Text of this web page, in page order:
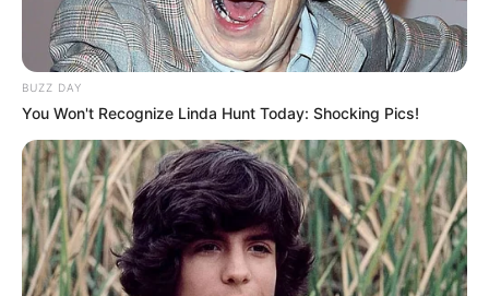
FILM
Back to School, Ketika
BUZZ DAY
You Won't Recognize Linda Hunt Today: Shocking Pics!